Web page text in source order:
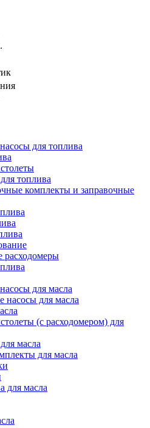
для топлива
топлива
комплекты и заправочные
для масла
насосы для масла
(с расходомером) для
масла
для масла
для масла